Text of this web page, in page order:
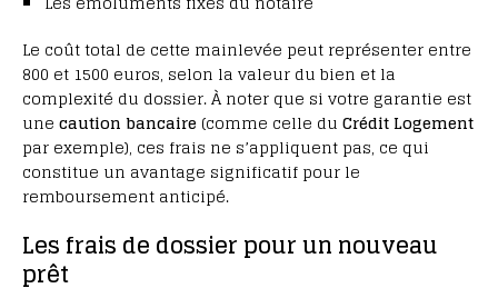
Le coût total de cette mainlevée peut représenter entre
800 et 1500 euros, selon la valeur du bien et la
complexité du dossier. À noter que si votre garantie est
une caution bancaire (comme celle du Crédit Logement
par exemple), ces frais ne s’appliquent pas, ce qui
constitue un avantage significatif pour le
remboursement anticipé.
Les frais de dossier pour un nouveau
prêt